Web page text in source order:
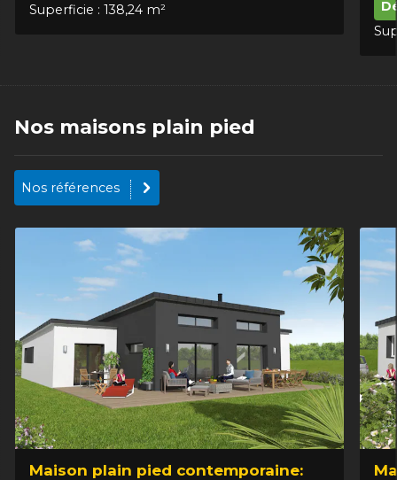
Superficie : 138,24 m²
Nos maisons plain pied
Nos références
Maison plain pied contemporaine: